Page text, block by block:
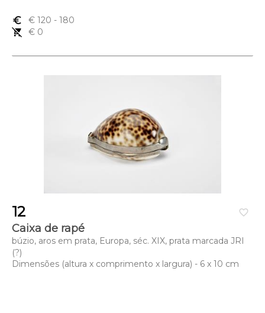
euro_symbol € 120 - 180
remove_shopping_cart
€ 0
favorite_border
12
Caixa de rapé
búzio, aros em prata, Europa, séc. XIX, prata marcada JRI
(?)
Dimensões (altura x comprimento x largura) - 6 x 10 cm